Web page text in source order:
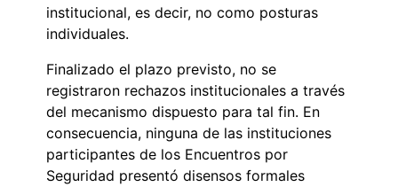
institucional, es decir, no como posturas
individuales.
Finalizado el plazo previsto, no se
registraron rechazos institucionales a través
del mecanismo dispuesto para tal fin. En
consecuencia, ninguna de las instituciones
participantes de los Encuentros por
Seguridad presentó disensos formales